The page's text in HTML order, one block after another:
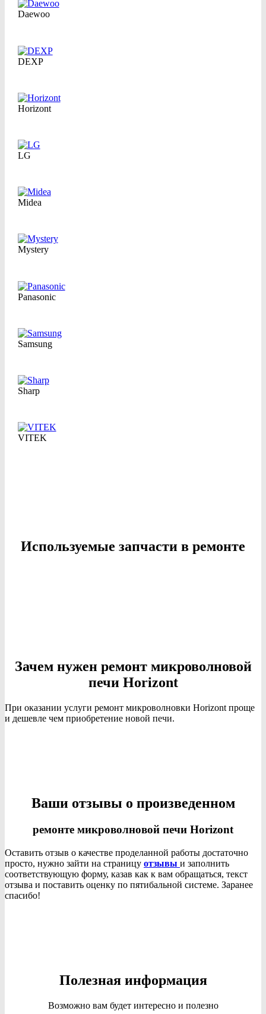
Daewoo
DEXP
Horizont
LG
Midea
Mystery
Panasonic
Samsung
Sharp
VITEK
Используемые запчасти в ремонте
Зачем нужен ремонт микроволновой
печи Horizont
При оказании услуги ремонт микроволновки Horizont проще
и дешевле чем приобретение новой печи.
Ваши отзывы о произведенном
ремонте микроволновой печи Horizont
Оставить отзыв о качестве проделанной работы достаточно
просто, нужно зайти на страницу отзывы и заполнить
соответствующую форму, казав как к вам обращаться, текст
отзыва и поставить оценку по пятибальной системе. Заранее
спасибо!
Полезная информация
Возможно вам будет интересно и полезно